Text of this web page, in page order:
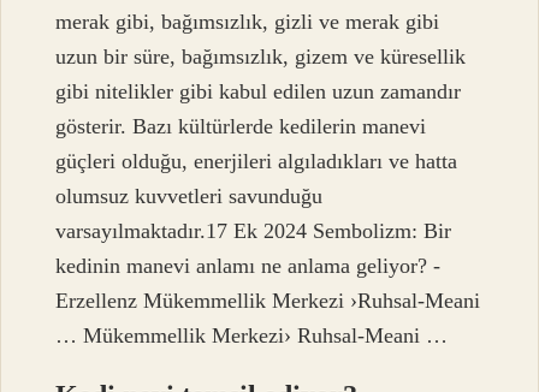
merak gibi, bağımsızlık, gizli ve merak gibi
uzun bir süre, bağımsızlık, gizem ve küresellik
gibi nitelikler gibi kabul edilen uzun zamandır
gösterir. Bazı kültürlerde kedilerin manevi
güçleri olduğu, enerjileri algıladıkları ve hatta
olumsuz kuvvetleri savunduğu
varsayılmaktadır.17 Ek 2024 Sembolizm: Bir
kedinin manevi anlamı ne anlama geliyor? -
Erzellenz Mükemmellik Merkezi ›Ruhsal-Meani
… Mükemmellik Merkezi› Ruhsal-Meani …